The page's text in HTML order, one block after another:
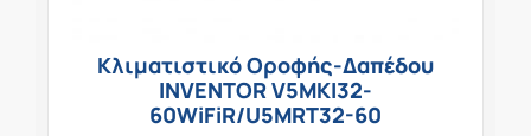
Κλιματιστικό Οροφής-Δαπέδου
INVENTOR V5MKI32-
60WiFiR/U5MRT32-60